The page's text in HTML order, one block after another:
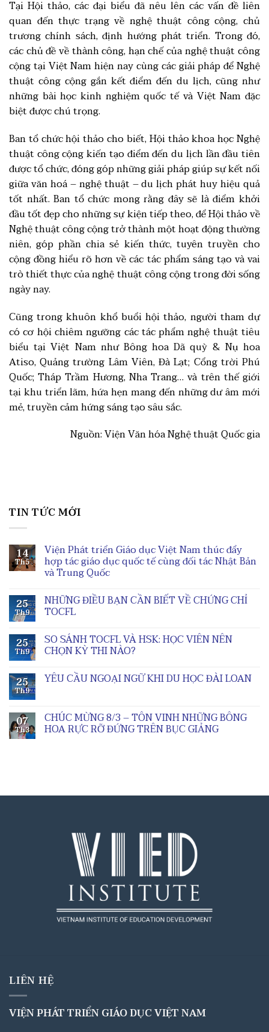
Tại Hội thảo, các đại biểu đã nêu lên các vấn đề liên
quan đến thực trạng về nghệ thuật công cộng, chủ
trương chính sách, định hướng phát triển. Trong đó,
các chủ đề về thành công, hạn chế của nghệ thuật công
cộng tại Việt Nam hiện nay cùng các giải pháp để Nghệ
thuật công cộng gắn kết điểm đến du lịch, cũng như
những bài học kinh nghiệm quốc tế và Việt Nam đặc
biệt được chú trọng.
Ban tổ chức hội thảo cho biết, Hội thảo khoa học Nghệ
thuật công cộng kiến tạo điểm đến du lịch lần đầu tiên
được tổ chức, đóng góp những giải pháp giúp sự kết nối
giữa văn hoá – nghệ thuật – du lịch phát huy hiệu quả
tốt nhất. Ban tổ chức mong rằng đây sẽ là điểm khởi
đầu tốt đẹp cho những sự kiện tiếp theo, để Hội thảo về
Nghệ thuật công cộng trở thành một hoạt động thường
niên, góp phần chia sẻ kiến thức, tuyên truyền cho
cộng đồng hiểu rõ hơn về các tác phẩm sáng tạo và vai
trò thiết thực của nghệ thuật công cộng trong đời sống
ngày nay.
Cũng trong khuôn khổ buổi hội thảo, người tham dự
có cơ hội chiêm ngưỡng các tác phẩm nghệ thuật tiêu
biểu tại Việt Nam như Bông hoa Dã quỳ & Nụ hoa
Atiso, Quảng trường Lâm Viên, Đà Lạt; Cổng trời Phú
Quốc; Tháp Trầm Hương, Nha Trang… và trên thế giới
tại khu triển lãm, hứa hẹn mang đến những dư âm mới
mẻ, truyền cảm hứng sáng tạo sâu sắc.
Nguồn: Viện Văn hóa Nghệ thuật Quốc gia
TIN TỨC MỚI
14
Th5
Viện Phát triển Giáo dục Việt Nam thúc đẩy
hợp tác giáo dục quốc tế cùng đối tác Nhật Bản
và Trung Quốc
25
Th9
NHỮNG ĐIỀU BẠN CẦN BIẾT VỀ CHỨNG CHỈ
TOCFL
25
Th9
SO SÁNH TOCFL VÀ HSK: HỌC VIÊN NÊN
CHỌN KỲ THI NÀO?
25
Th9
YÊU CẦU NGOẠI NGỮ KHI DU HỌC ĐÀI LOAN
07
Th3
CHÚC MỪNG 8/3 – TÔN VINH NHỮNG BÔNG
HOA RỰC RỠ ĐỨNG TRÊN BỤC GIẢNG
LIÊN HỆ
VIỆN PHÁT TRIỂN GIÁO DỤC VIỆT NAM